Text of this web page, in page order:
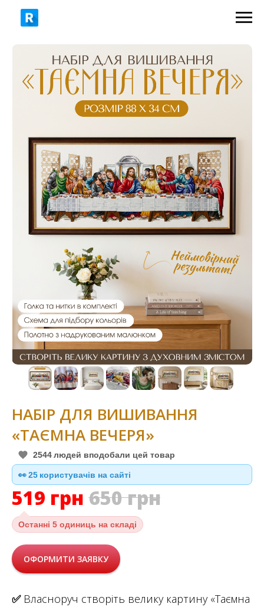
ЗАМОВИТИ
650 грн 519 грн
НАБІР ДЛЯ ВИШИВАННЯ
«ТАЄМНА ВЕЧЕРЯ»
2544 людей вподобали цей товар
👀25 користувачів на сайті
519 грн 650грн
Останні 5 одиниць на складі
ОФОРМИТИ ЗАЯВКУ
✅Власноруч створіть велику картину «Таємна